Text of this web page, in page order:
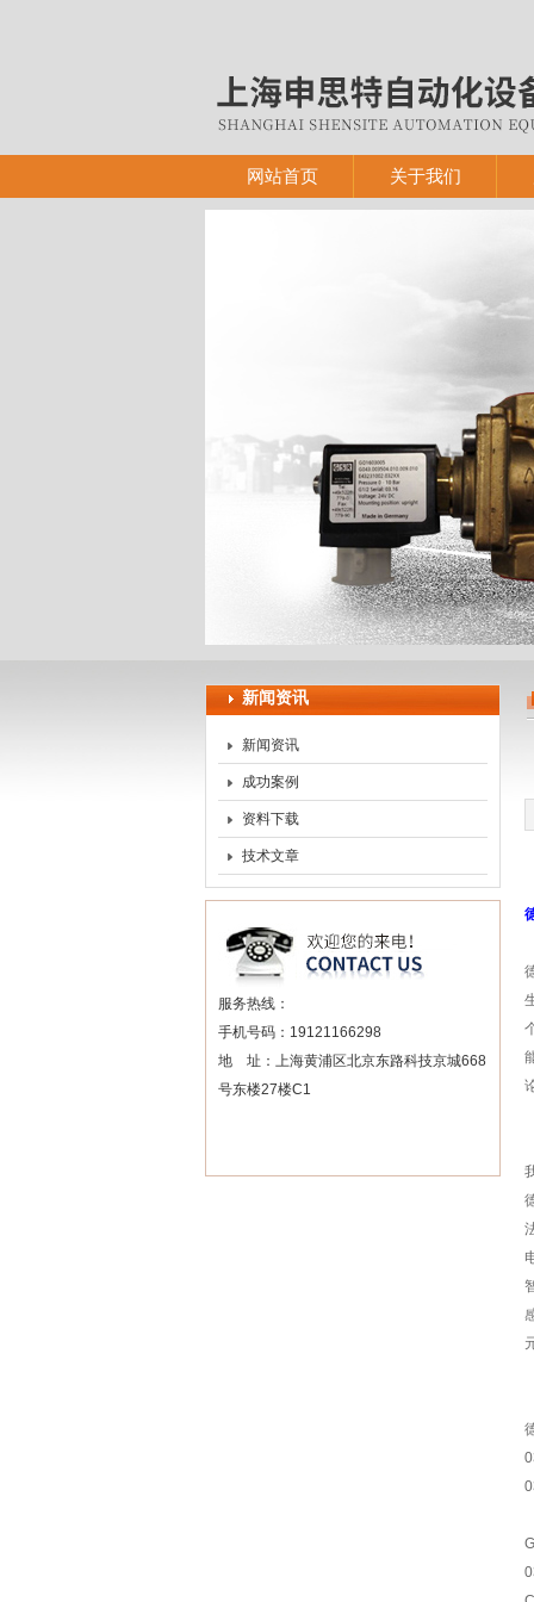
上海申思特自动化设备
网站首页 关于我们
新闻资讯
新闻资讯
成功案例
资料下载
技术文章
服务热线：
手机号码：19121166298
地 址：上海黄浦区北京东路科技京城668
号东楼27楼C1